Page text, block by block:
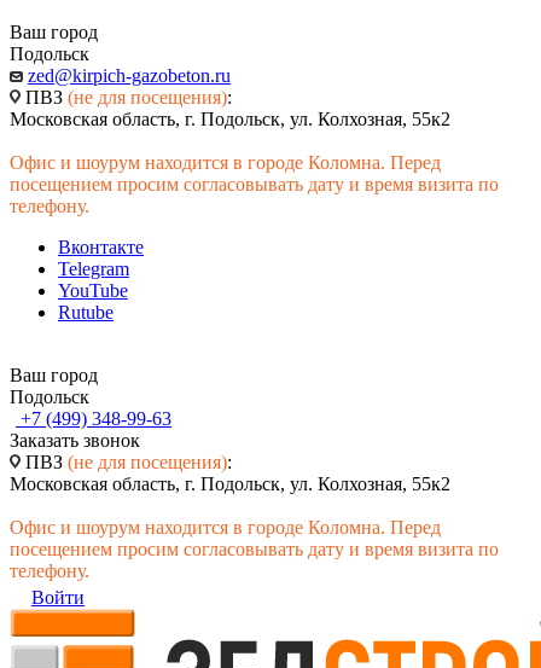
Ваш город
Подольск
zed@kirpich-gazobeton.ru
ПВЗ (не для посещения):
Московская область, г. Подольск, ул. Колхозная, 55к2
Офис и шоурум находится в городе Коломна. Перед
посещением просим согласовывать дату и время визита по
телефону.
Вконтакте
Telegram
YouTube
Rutube
Ваш город
Подольск
+7 (499) 348-99-63
Заказать звонок
ПВЗ (не для посещения):
Московская область, г. Подольск, ул. Колхозная, 55к2
Офис и шоурум находится в городе Коломна. Перед
посещением просим согласовывать дату и время визита по
телефону.
Войти